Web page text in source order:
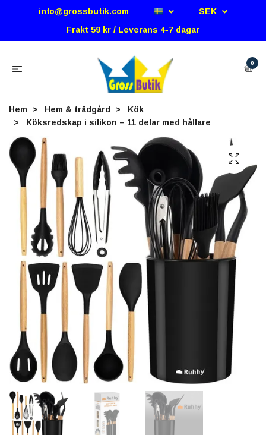
info@grossbutik.com
SEK
Frakt 59 kr / Leverans 4-7 dagar
0
Hem Hem & trädgård
Kök
Köksredskap i silikon – 11 delar med hållare